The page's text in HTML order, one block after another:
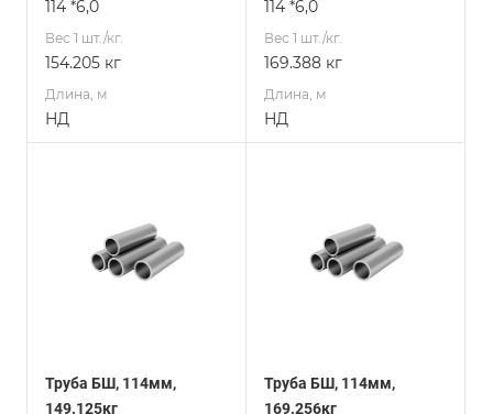
114 *6,0
Вес 1 шт./кг.
154.205 кг
Длина, м
НД
114 *6,0
Вес 1 шт./кг.
169.388 кг
Длина, м
НД
Труба БШ, 114мм,
149.125кг
Труба БШ, 114мм,
169.256кг